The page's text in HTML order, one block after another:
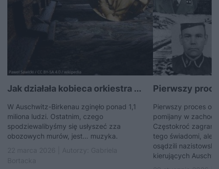
Jak działała kobieca orkiestra ...
W Auschwitz-Birkenau zginęło ponad 1,1
miliona ludzi. Ostatnim, czego
spodziewalibyśmy się usłyszeć zza
obozowych murów, jest… muzyka.
Pierwszy
Pierwszy proces
pomijany w
Częstokroć
tego świadomi, ale
osądzili
kierujących